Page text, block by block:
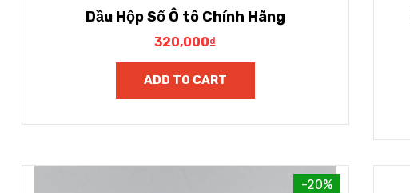
Dầu Hộp Số Ô tô Chính Hãng
320,000₫
ADD TO CART
-20%